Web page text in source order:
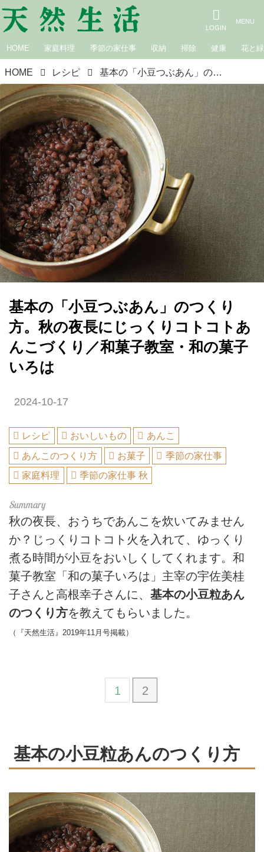
HOME 家庭料理 季節の家仕事 収納 掃除 健康 花と緑
HOME レシピ 基本の「小豆つぶあん」のつくり方。秋の夜長にじっくりコトコトあんこづくり／和菓子教室・和の菓子いろは
基本の「小豆つぶあん」のつくり
方。秋の夜長にじっくりコトコトあ
んこづくり／和菓子教室・和の菓子
いろは
2024-10-17
レシピ おいしいもの
あんこ
あんこのつくり方
お菓子
季節の家仕事
家庭料理
季節の家仕事 秋
秋の夜長、おうちであんこを炊いてみません
か？じっくりコトコト火を入れて、ゆっくり
煮る時間が小豆をおいしくしてくれます。和
菓子教室「和の菓子いろは」主宰の宇佐美桂
子さんと高根幸子さんに、 基本の小豆粒あん
のつくり方を教えてもらいました。
（『天然生活』2019年11月号掲載）
1 2
基本の小豆粒あんのつくり方